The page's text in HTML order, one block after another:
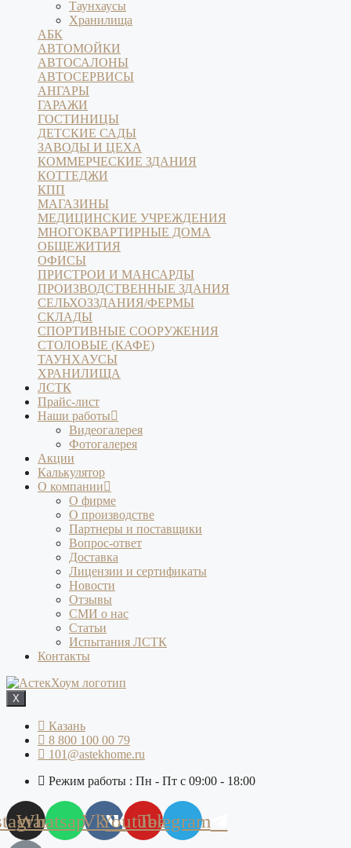
Таунхаусы
Хранилища
АБК
АВТОМОЙКИ
АВТОСАЛОНЫ
АВТОСЕРВИСЫ
АНГАРЫ
ГАРАЖИ
ГОСТИНИЦЫ
ДЕТСКИЕ САДЫ
ЗАВОДЫ И ЦЕХА
КОММЕРЧЕСКИЕ ЗДАНИЯ
КОТТЕДЖИ
КПП
МАГАЗИНЫ
МЕДИЦИНСКИЕ УЧРЕЖДЕНИЯ
МНОГОКВАРТИРНЫЕ ДОМА
ОБЩЕЖИТИЯ
ОФИСЫ
ПРИСТРОИ И МАНСАРДЫ
ПРОИЗВОДСТВЕННЫЕ ЗДАНИЯ
СЕЛЬХОЗЗДАНИЯ/ФЕРМЫ
СКЛАДЫ
СПОРТИВНЫЕ СООРУЖЕНИЯ
СТОЛОВЫЕ (КАФЕ)
ТАУНХАУСЫ
ХРАНИЛИЩА
ЛСТК
Прайс-лист
Наши работы
Видеогалерея
Фотогалерея
Акции
Калькулятор
О компании
О фирме
О производстве
Партнеры и поставщики
Вопрос-ответ
Доставка
Лицензии и сертификаты
Новости
Отзывы
СМИ о нас
Статьи
Испытания ЛСТК
Контакты
X
Казань
8 800 100 00 79
101@astekhome.ru
Режим работы : Пн - Пт с 09:00 - 18:00
Whatsapp
VkYoutubeTelegram